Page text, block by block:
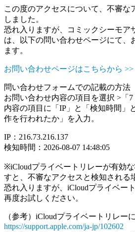
この度のアクセスについて、不審な
しました。
恐れ入りますが、コミックシーモア
は、以下の問い合わせページにて、
ます。
お問い合わせページはこちらから >>
問い合わせフォームでの記載の方法
お問い合わせ内容の項目を選択 >「
内容の項目に「IP」と「検知時間」
作を行われたか」を入力。
IP：216.73.216.137
検知時間：2026-08-07 14:48:05
※iCloudプライベートリレーが有効
すと、不審なアクセスと検知される
恐れ入りますが、iCloudプライベー
再度お試しください。
（参考）iCloudプライベートリレー
https://support.apple.com/ja-jp/102602